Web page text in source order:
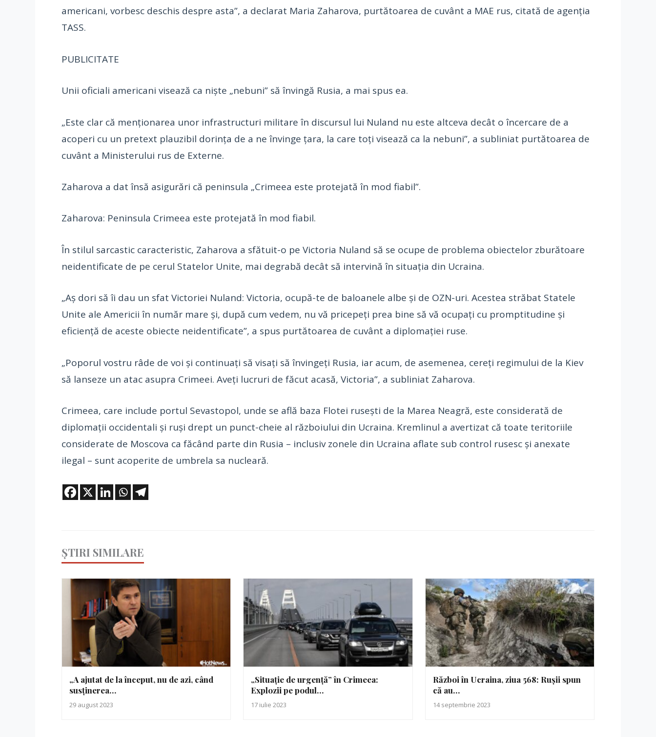
americani, vorbesc deschis despre asta”, a declarat Maria Zaharova, purtătoarea de cuvânt a MAE rus, citată de agenţia
TASS.
PUBLICITATE
Unii oficiali americani visează ca nişte „nebuni” să învingă Rusia, a mai spus ea.
„Este clar că menţionarea unor infrastructuri militare în discursul lui Nuland nu este altceva decât o încercare de a
acoperi cu un pretext plauzibil dorinţa de a ne învinge ţara, la care toţi visează ca la nebuni”, a subliniat purtătoarea de
cuvânt a Ministerului rus de Externe.
Zaharova a dat însă asigurări că peninsula „Crimeea este protejată în mod fiabil”.
Zaharova: Peninsula Crimeea este protejată în mod fiabil.
În stilul sarcastic caracteristic, Zaharova a sfătuit-o pe Victoria Nuland să se ocupe de problema obiectelor zburătoare
neidentificate de pe cerul Statelor Unite, mai degrabă decât să intervină în situaţia din Ucraina.
„Aş dori să îi dau un sfat Victoriei Nuland: Victoria, ocupă-te de baloanele albe şi de OZN-uri. Acestea străbat Statele
Unite ale Americii în număr mare şi, după cum vedem, nu vă pricepeţi prea bine să vă ocupaţi cu promptitudine şi
eficienţă de aceste obiecte neidentificate”, a spus purtătoarea de cuvânt a diplomaţiei ruse.
„Poporul vostru râde de voi şi continuaţi să visaţi să învingeţi Rusia, iar acum, de asemenea, cereţi regimului de la Kiev
să lanseze un atac asupra Crimeei. Aveţi lucruri de făcut acasă, Victoria”, a subliniat Zaharova.
Crimeea, care include portul Sevastopol, unde se află baza Flotei ruseşti de la Marea Neagră, este considerată de
diplomaţii occidentali şi ruşi drept un punct-cheie al războiului din Ucraina. Kremlinul a avertizat că toate teritoriile
considerate de Moscova ca făcând parte din Rusia – inclusiv zonele din Ucraina aflate sub control rusesc şi anexate
ilegal – sunt acoperite de umbrela sa nucleară.
ȘTIRI SIMILARE
„A ajutat de la început, nu de azi, când
susținerea…
29 august 2023
„Situație de urgență” în Crimeea:
Explozii pe podul…
17 iulie 2023
Război în Ucraina, ziua 568: Rușii spun
că au…
14 septembrie 2023